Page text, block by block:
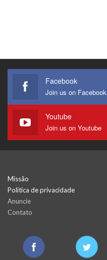
Facebook
Join us on Facebook
Youtube
Join us on Youtube
Missão
Política de privacidade
Anuncie
Contato